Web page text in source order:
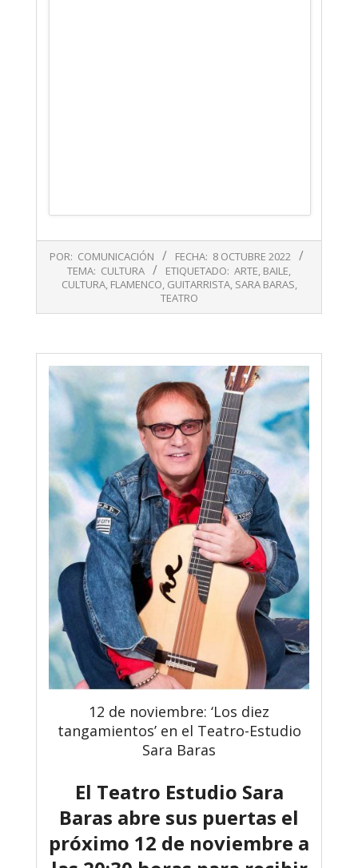
10-
POR: COMUNICACIÓN FECHA: 8 OCTUBRE 2022
TEMA: CULTURA ETIQUETADO: ARTE BAILE
CULTURA, FLAMENCO GUITARRISTA, SARA BARAS
TEATRO
12 de noviembre: ‘Los diez
tangamientos’ en el Teatro-Estudio
Sara Baras
El Teatro Estudio Sara
Baras abre sus puertas el
próximo 12 de noviembre a